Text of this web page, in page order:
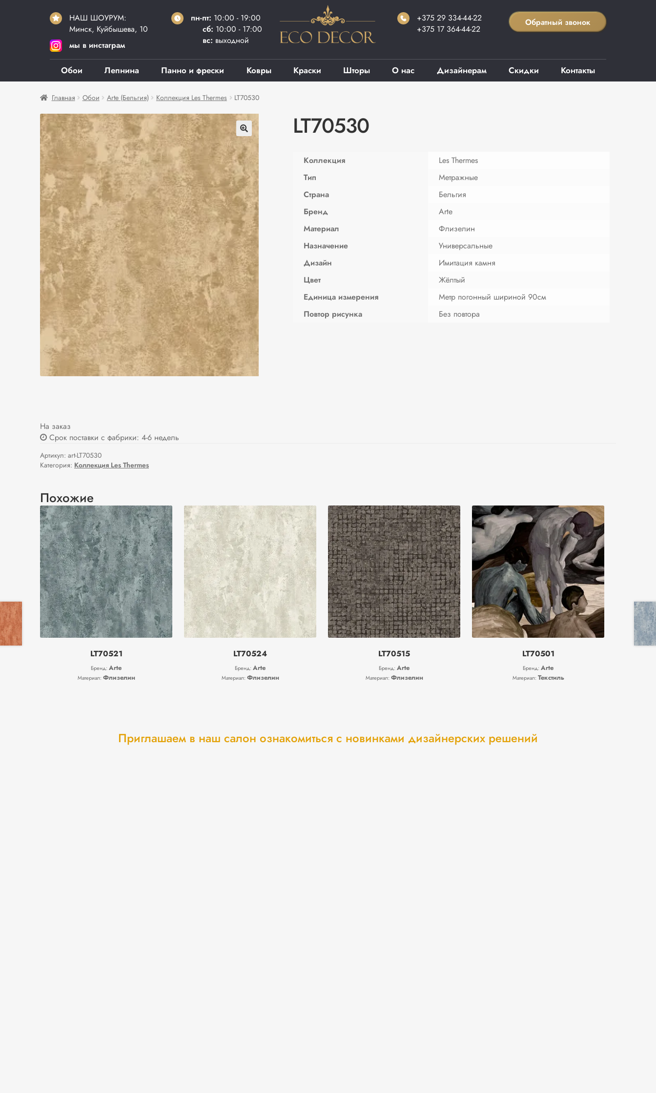
НАШ ШОУРУМ:
Минск, Куйбышева, 10
мы в инстаграм
пн-пт: 10:00 - 19:00
сб: 10:00 - 17:00
вс: выходной
+375 29 334-44-22
+375 17 364-44-22
Обратный звонок
Обои Лепнина Панно и фрески Ковры Краски Шторы О нас Дизайнерам Скидки Контакты
Главная Обои Arte (Бельгия) Коллекция Les Thermes LT70530
На заказ
Срок поставки с фабрики: 4-6 недель
Артикул: art-LT70530
Категория: Коллекция Les Thermes
LT70530
Коллекция
Les Thermes
Тип
Метражные
Страна
Бельгия
Бренд
Arte
Материал
Флизелин
Назначение
Универсальные
Дизайн
Имитация камня
Цвет
Жёлтый
Единица измерения
Метр погонный шириной 90см
Повтор рисунка
Без повтора
Похожие
LT70521
Бренд:Arte
Материал: Флизелин
LT70524
Бренд:Arte
Материал: Флизелин
LT70515
Бренд:Arte
Материал: Флизелин
LT70501
Бренд:Arte
Материал: Текстиль
Приглашаем в наш салон ознакомиться с новинками дизайнерских решений